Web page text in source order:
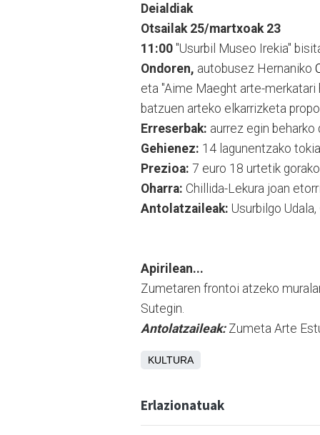
Deialdiak
Otsailak 25/martxoak 23
11:00 "Usurbil Museo Irekia"
Ondoren, autobusez Hernaniko
eta "Aime Maeght arte-
batzuen arteko elkarrizketa
Erreserbak: aurrez egin beharko
Gehienez: 14 lagunentzako
Prezioa: 7 euro 18 urtetik
Oharra: Chillida-Lekura joan
Antolatzaileak: Usurbilgo
Apirilean...
Zumetaren frontoi atzeko
Sutegin.
Antolatzaileak:Zumeta Arte
KULTURA
Erlazionatuak